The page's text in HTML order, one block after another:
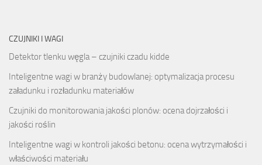
CZUJNIKI I WAGI
Detektor tlenku węgla – czujniki czadu kidde
Inteligentne wagi w branży budowlanej: optymalizacja procesu
załadunku i rozładunku materiałów
Czujniki do monitorowania jakości plonów: ocena dojrzałości i
jakości roślin
Inteligentne wagi w kontroli jakości betonu: ocena wytrzymałości i
właściwości materiału